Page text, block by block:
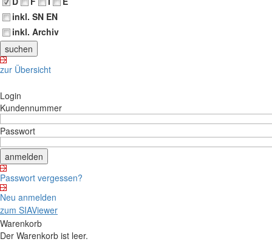
inkl. SN EN
inkl. Archiv
zur Übersicht
Login
Kundennummer
Passwort
Passwort vergessen?
Neu anmelden
zum SIAViewer
Warenkorb
Der Warenkorb ist leer.